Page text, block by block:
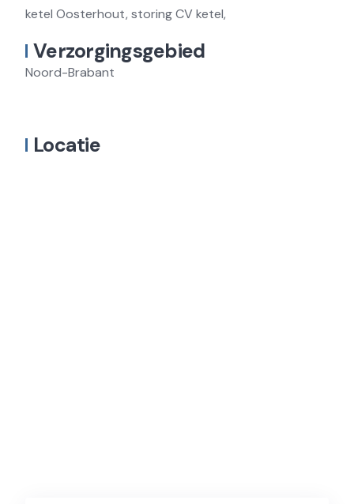
ketel Oosterhout, storing CV ketel,
Verzorgingsgebied
Noord-Brabant
Locatie